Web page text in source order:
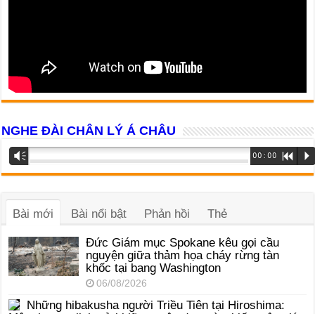
NGHE ĐÀI CHÂN LÝ Á CHÂU
Trình
phát
âm
Vm 00:00 R P
Bài mới Bài nổi bật Phản hồi Thẻ
Đức Giám mục Spokane kêu gọi cầu
nguyện giữa thảm họa cháy rừng tàn
khốc tại bang Washington
06/08/2026
Những hibakusha người Triều Tiên tại Hiroshima: